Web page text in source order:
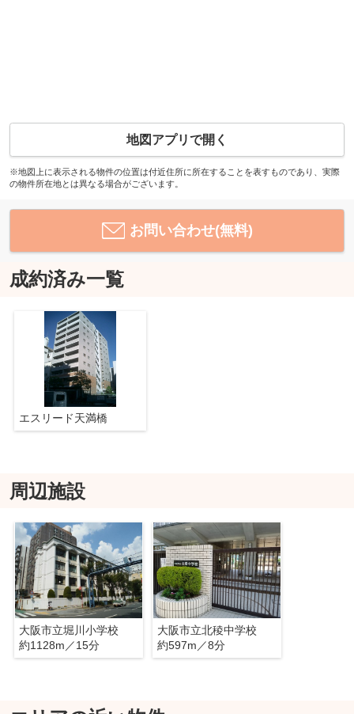
地図アプリで開く
※地図上に表示される物件の位置は付近住所に所在することを表すものであり、実際
の物件所在地とは異なる場合がございます。
お問い合わせ(無料)
成約済み一覧
エスリード天満橋
周辺施設
大阪市立堀川小学校
約1128m／15分
大阪市立北稜中学校
約597m／8分